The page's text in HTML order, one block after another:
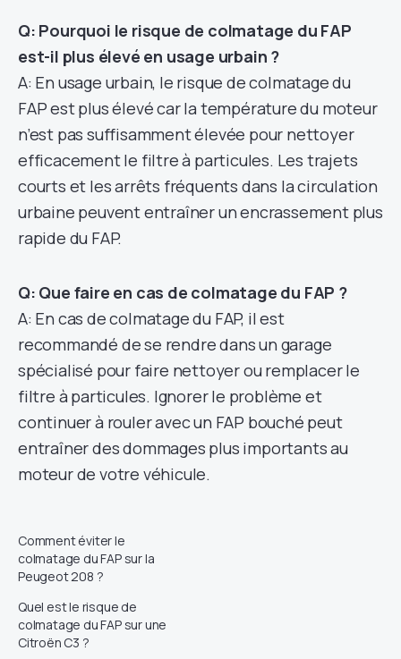
Q: Pourquoi le risque de colmatage du FAP
est-il plus élevé en usage urbain ?
A: En usage urbain, le risque de colmatage du
FAP est plus élevé car la température du moteur
n’est pas suffisamment élevée pour nettoyer
efficacement le filtre à particules. Les trajets
courts et les arrêts fréquents dans la circulation
urbaine peuvent entraîner un encrassement plus
rapide du FAP.
Q: Que faire en cas de colmatage du FAP ?
A: En cas de colmatage du FAP, il est
recommandé de se rendre dans un garage
spécialisé pour faire nettoyer ou remplacer le
filtre à particules. Ignorer le problème et
continuer à rouler avec un FAP bouché peut
entraîner des dommages plus importants au
moteur de votre véhicule.
Comment éviter le
colmatage du FAP sur la
Peugeot 208 ?
Quel est le risque de
colmatage du FAP sur une
Citroën C3 ?